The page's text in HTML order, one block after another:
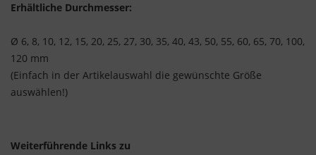
Erhältliche Durchmesser:
Ø 6, 8, 10, 12, 15, 20, 25, 27, 30, 35, 40, 43, 50, 55, 60, 65, 70, 100,
120 mm
(Einfach in der Artikelauswahl die gewünschte Größe
auswählen!)
Weiterführende Links zu